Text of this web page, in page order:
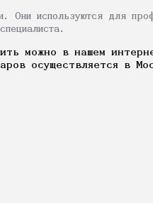
Они используются для
можно в нашем
осуществляется в